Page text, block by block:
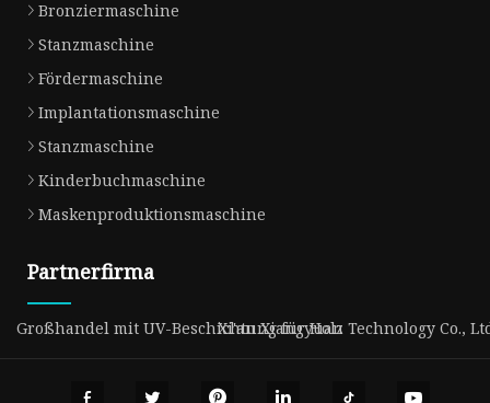
Bronziermaschine
Stanzmaschine
Fördermaschine
Implantationsmaschine
Stanzmaschine
Kinderbuchmaschine
Maskenproduktionsmaschine
Partnerfirma
Großhandel mit UV-Beschichtung für HolzXi'an Xiangyuan Technology Co.,